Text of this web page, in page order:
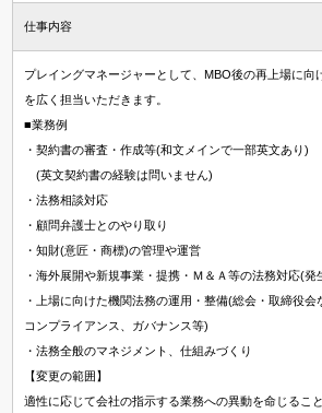
仕事内容
プレイングマネージャーとして、MBO後の再上場に向
を広く担当いただきます。
■業務例
・契約書の審査・作成等(和文メインで一部英文あり)
(英文契約書の経験は問いません)
・法務相談対応
・顧問弁護士とのやり取り
・知財(意匠・商標)の管理や運営
・海外展開や新規事業・提携・Ｍ＆Ａ等の法務対応(発
・上場に向けた機関法務の運用・整備(総会・取締役会
コンプライアンス、ガバナンス等)
・法務全般のマネジメント、仕組みづくり
【変更の範囲】
適性に応じて会社の指示する業務への異動を命じるこ